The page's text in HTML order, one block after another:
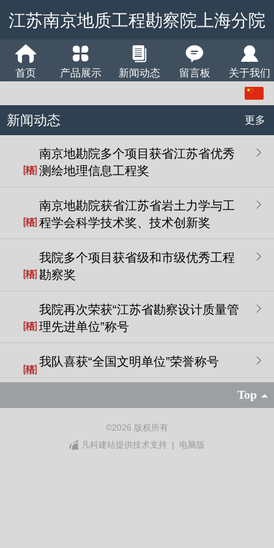
江苏南京地质工程勘察院上海分院
首页 产品展示 新闻动态 留言板 关于我们
新闻动态 更多
南京地勘院多个项目获省江苏省优秀
测绘地理信息工程奖
南京地勘院获省江苏省岩土力学与工
程学会科学技术奖、技术创新奖
我院多个项目获省级和市级优秀工程
勘察奖
我院再次荣获“江苏省勘察设计质量管
理先进单位”称号
我队喜获“全国文明单位”荣誉称号
Top
©2026 版权所有
凡科建站提供技术支持
| 电脑版